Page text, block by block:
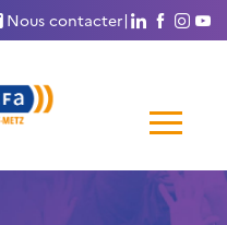
Nous contacter| NousNous
de